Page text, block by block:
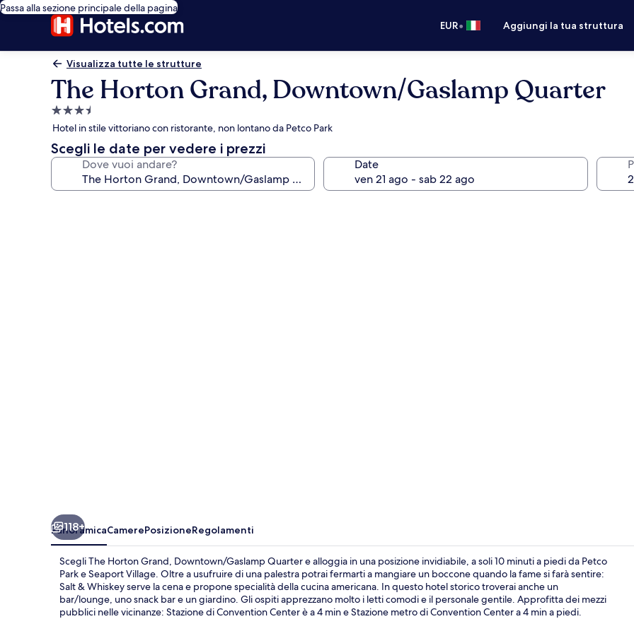
Passa alla sezione principale della pagina
EUR• Aggiungi la tua struttura
Visualizza tutte le strutture
The Horton Grand, Downtown/Gaslamp Quarter
Struttura
a
3.5
stelle
Hotel in stile vittoriano con ristorante, non lontano da Petco Park
Scegli le date per vedere i prezzi
Dove vuoi andare? Date
Ingresso
118+
PanoramicaCamerePosizioneRegolamenti
Scegli The Horton Grand, Downtown/Gaslamp Quarter e alloggia in una posizione invidiabile, a soli 10 minuti a piedi da Petco
Park e Seaport Village. Oltre a usufruire di una palestra potrai fermarti a mangiare un boccone quando la fame si farà sentire:
Salt & Whiskey serve la cena e propone specialità della cucina americana. In questo hotel storico troverai anche un
bar/lounge, uno snack bar e un giardino. Gli ospiti apprezzano molto i letti comodi e il personale gentile. Approfitta dei mezzi
pubblici nelle vicinanze: Stazione di Convention Center è a 4 min e Stazione metro di Convention Center a 4 min a piedi.